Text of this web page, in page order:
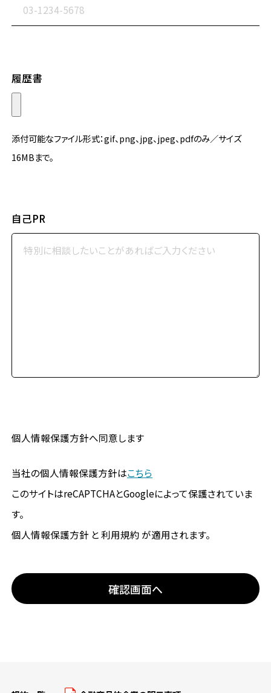
履歴書
添付可能なファイル形式：gif、png、jpg、jpeg、pdfのみ／サイズ
16MBまで。
自己PR
個人情報保護方針へ同意します
当社の個人情報保護方針はこちら
このサイトはreCAPTCHAとGoogleによって保護されていま
す。
個人情報保護方針 と 利用規約 が適用されます。